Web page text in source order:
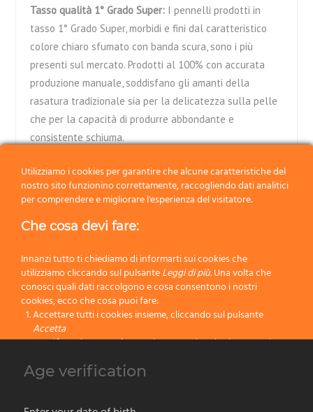
Tasso qualità 1° Grado Super: I pennelli prodotti in
tasso 1° Grado Super, morbidi e fini dal caratteristico
colore chiaro sfumato con banda scura, sono i più
presenti sul mercato. Prodotti al 100% con accurata
produzione manuale, soddisfano gli amanti della
rasatura tradizionale sia per la delicatezza sulla pelle
che per la capacità di produrre abbondante e
consistente schiuma.
pregiati. Prodotti al 100% con accurata produzione
manuale, si contraddistinguono per il caratteristico
ottenuto mediante minuziosa selezione delle setole.
abbondante e consistente schiuma, i pennelli in tasso
in Tasso Silvertip rappresentano, senza ogni dubbio, il
top di gamma per la rasatura tradizionale.
dimensioni potrebbero differire leggermente da quelle indicate.
Utilizziamo i cookies per garantire che alcune caratteristiche del
nostro sito funzionino correttamente, raccogliendo dati analitici
per comprendere e migliorare l'esperienza del visitatore.
Che cosa devi fare:
Innanzi tutto ti chiediamo di informarti sui cookies che
utilizziamo cliccando sul pulsanteLeggi di più.Una volta che
conosci quali dati raccolgono e cosa consentono i nostri
cookies, ecco che cosa puoi fare:
Accettare tutti i cookies insieme, cliccando sul pulsante
Accetta
Specificare le tue preferenze impostando selettivamente i
Bloccare tutti i cookies cliccando sul pulsante
Age verification